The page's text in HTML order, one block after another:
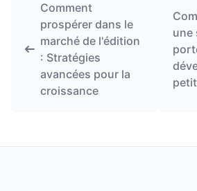
Comment
prospérer dans le
marché de l'édition
: Stratégies
avancées pour la
croissance
une